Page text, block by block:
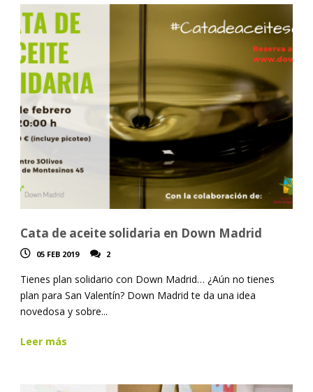
Cata de aceite solidaria en Down Madrid
05 FEB 2019 2
Tienes plan solidario con Down Madrid… ¿Aún no tienes
plan para San Valentín? Down Madrid te da una idea
novedosa y sobre...
Leer más